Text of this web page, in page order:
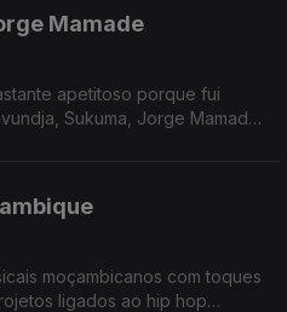
Mamade
apetitoso porque fui
Sukuma, Jorge Mamade
moçambicanos com toques
ligados ao hip hop